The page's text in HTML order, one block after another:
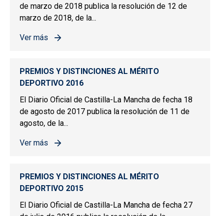
de marzo de 2018 publica la resolución de 12 de
marzo de 2018, de la...
Ver más
sobre PREMIOS Y DISTINCIONES AL MÉRITO
PREMIOS Y DISTINCIONES AL MÉRITO
DEPORTIVO 2016
El Diario Oficial de Castilla-La Mancha de fecha 18
de agosto de 2017 publica la resolución de 11 de
agosto, de la...
Ver más
sobre PREMIOS Y DISTINCIONES AL MÉRITO
PREMIOS Y DISTINCIONES AL MÉRITO
DEPORTIVO 2015
El Diario Oficial de Castilla-La Mancha de fecha 27